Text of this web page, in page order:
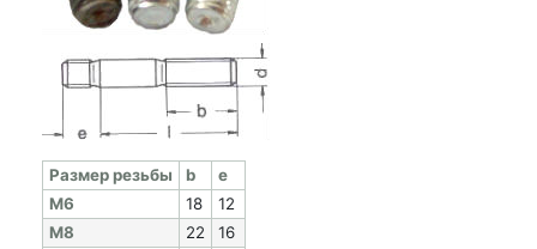
Раз­мер резь­бы b
e
M6
18
12
M8
22
16